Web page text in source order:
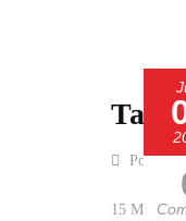
Posted
15 Mädels